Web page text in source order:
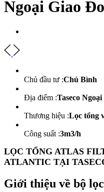
Ngoại Giao
Chủ đầu tư :Chú Bình
Địa điểm :Taseco
Thương hiệu :Lọc tổng
Công suất :3m3/h
LỌC TỔNG ATLAS
ATLANTIC TẠI
Giới thiệu về bộ